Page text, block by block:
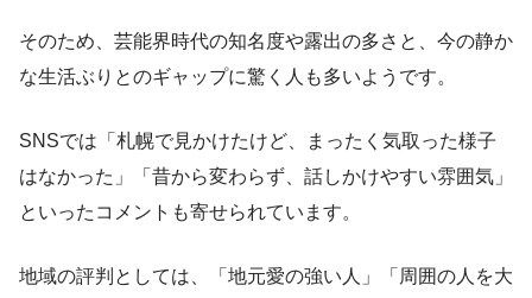
そのため、芸能界時代の知名度や露出の多さと、今の静か
な生活ぶりとのギャップに驚く人も多いようです。
SNSでは「札幌で見かけたけど、まったく気取った様子
はなかった」「昔から変わらず、話しかけやすい雰囲気」
といったコメントも寄せられています。
地域の評判としては、「地元愛の強い人」「周囲の人を大